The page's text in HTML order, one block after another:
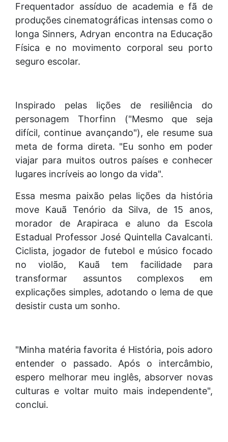
Frequentador assíduo de academia e fã de
produções cinematográficas intensas como o
longa Sinners, Adryan encontra na Educação
Física e no movimento corporal seu porto
seguro escolar.
Inspirado pelas lições de resiliência do
personagem Thorfinn ("Mesmo que seja
difícil, continue avançando"), ele resume sua
meta de forma direta. "Eu sonho em poder
viajar para muitos outros países e conhecer
lugares incríveis ao longo da vida".
Essa mesma paixão pelas lições da história
move Kauã Tenório da Silva, de 15 anos,
morador de Arapiraca e aluno da Escola
Estadual Professor José Quintella Cavalcanti.
Ciclista, jogador de futebol e músico focado
no violão, Kauã tem facilidade para
transformar assuntos complexos em
explicações simples, adotando o lema de que
desistir custa um sonho.
"Minha matéria favorita é História, pois adoro
entender o passado. Após o intercâmbio,
espero melhorar meu inglês, absorver novas
culturas e voltar muito mais independente",
conclui.